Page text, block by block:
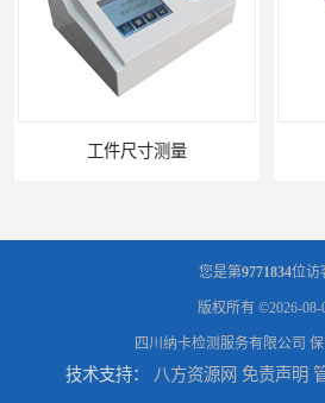
工件尺寸测量
您是第9771834位访
版权所有 ©2026-08-
四川纳卡检测服务有限公司
技术支持： 八方资源网 免责声明